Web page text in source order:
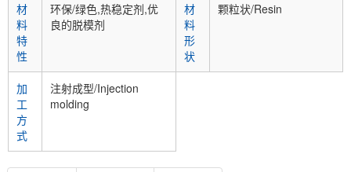
材
料
特
性
环保/绿色,热稳定剂,优
良的脱模剂
材
料
形
状
颗粒状/Resin
加
工
方
式
注射成型/Injection
molding